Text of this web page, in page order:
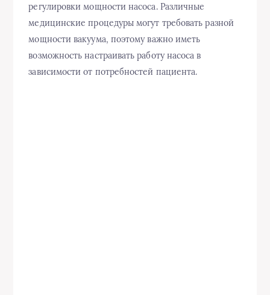
регулировки мощности насоса. Различные
медицинские процедуры могут требовать разной
мощности вакуума, поэтому важно иметь
возможность настраивать работу насоса в
зависимости от потребностей пациента.